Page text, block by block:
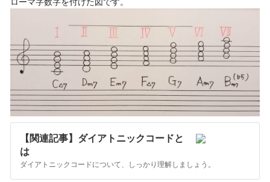
【関連記事】ダイアトニックコードと
は
ダイアトニックコードについて、しっかり理解しましょう。